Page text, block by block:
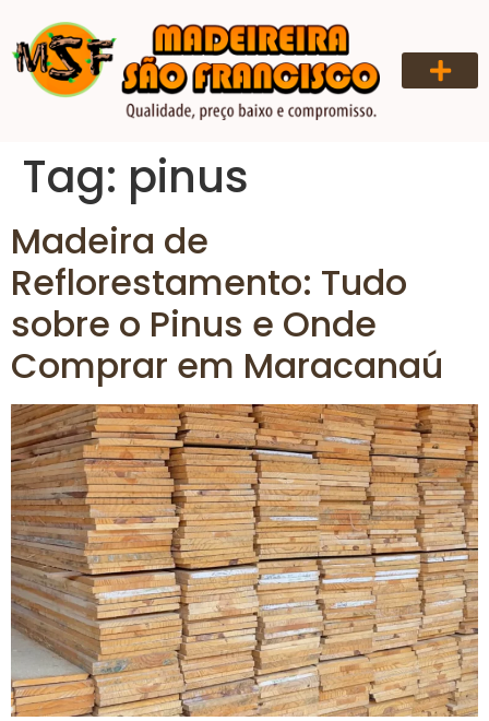
Tag: pinus
Madeira de
Reflorestamento: Tudo
sobre o Pinus e Onde
Comprar em Maracanaú